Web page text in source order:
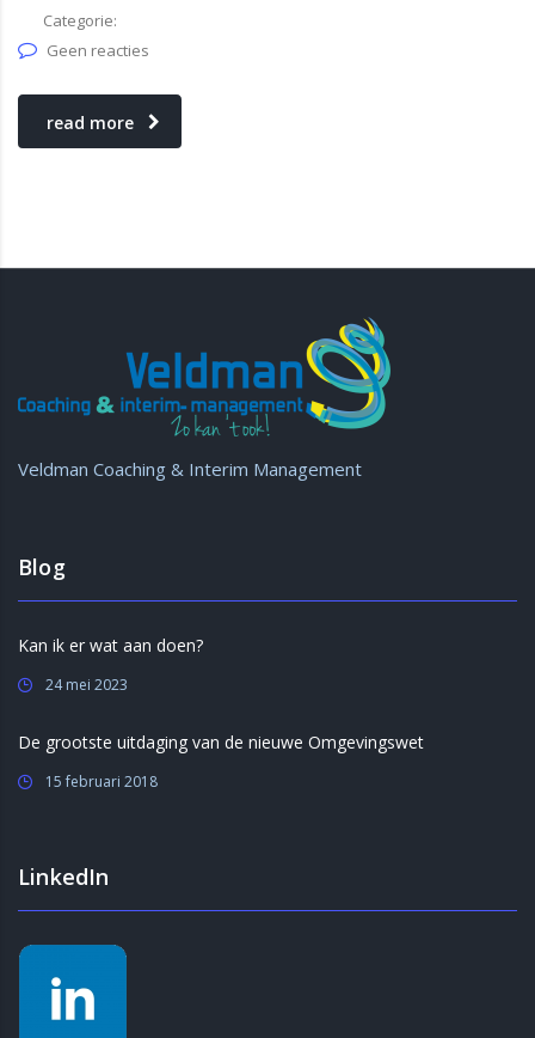
Categorie:
Geen reacties
read more
Veldman Coaching & Interim Management
Blog
Kan ik er wat aan doen?
24 mei 2023
De grootste uitdaging van de nieuwe Omgevingswet
15 februari 2018
LinkedIn